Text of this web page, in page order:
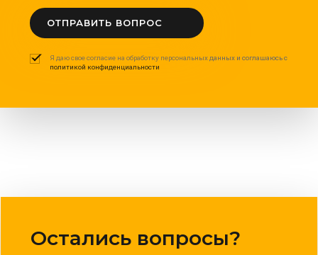
ОТПРАВИТЬ ВОПРОС
Я даю свое согласие на обработку персональных данных и соглашаюсь с
политикой конфиденциальности
Остались вопросы?